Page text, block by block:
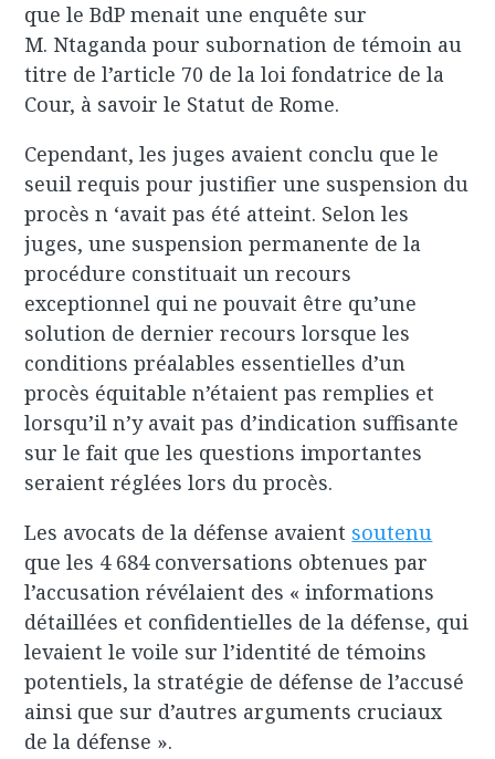
que le BdP menait une enquête sur
M. Ntaganda pour subornation de témoin au
titre de l’article 70 de la loi fondatrice de la
Cour, à savoir le Statut de Rome.
Cependant, les juges avaient conclu que le
seuil requis pour justifier une suspension du
procès n ‘avait pas été atteint. Selon les
juges, une suspension permanente de la
procédure constituait un recours
exceptionnel qui ne pouvait être qu’une
solution de dernier recours lorsque les
conditions préalables essentielles d’un
procès équitable n’étaient pas remplies et
lorsqu’il n’y avait pas d’indication suffisante
sur le fait que les questions importantes
seraient réglées lors du procès.
Les avocats de la défense avaient soutenu
que les 4 684 conversations obtenues par
l’accusation révélaient des « informations
détaillées et confidentielles de la défense, qui
levaient le voile sur l’identité de témoins
potentiels, la stratégie de défense de l’accusé
ainsi que sur d’autres arguments cruciaux
de la défense ».